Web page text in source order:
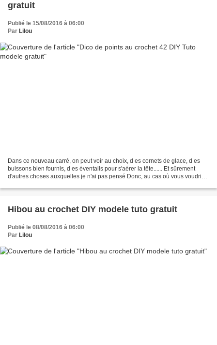
gratuit
Publié le 15/08/2016 à 06:00
Par Lilou
Dans ce nouveau carré, on peut voir au choix, d es cornets de glace, d es
buissons bien fournis, d es éventails pour s'aérer la tête...... Et sûrement
d'autres choses auxquelles je n'ai pas pensé Donc, au cas où vous voudriez
Hibou au crochet DIY modele tuto gratuit
Publié le 08/08/2016 à 06:00
Par Lilou